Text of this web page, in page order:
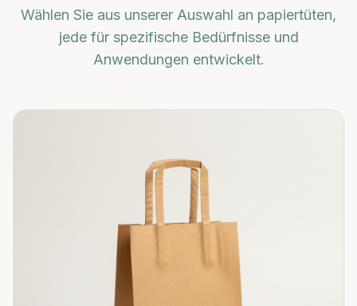
Wählen Sie aus unserer Auswahl an papiertüten,
jede für spezifische Bedürfnisse und
Anwendungen entwickelt.